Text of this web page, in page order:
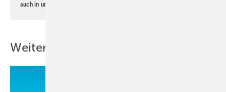
auch in unserer
Weitere Inhalte